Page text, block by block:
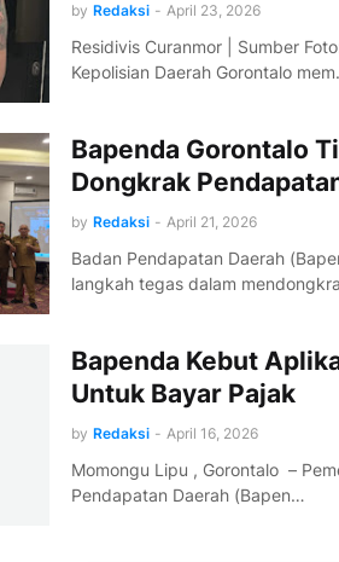
by Redaksi - April 23, 2026
Residivis Curanmor | Sumber
Kepolisian Daerah Gorontalo
Bapenda Gorontalo
Dongkrak
by Redaksi - April 21, 2026
Badan Pendapatan Daerah
langkah tegas dalam
Bapenda Kebut
Untuk Bayar Pajak
by Redaksi - April 16, 2026
Momongu Lipu , Gorontalo –
Pendapatan Daerah (Bapen…